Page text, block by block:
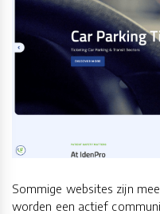
Sommige websites zijn
worden een actief